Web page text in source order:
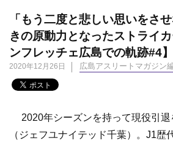
「もう二度と悲しい思いをさ
きの原動力となったストライ
ンフレッチェ広島での軌跡#4】
2020年12月26日 広島アスリートマガジン
2020年シーズンを持って現役引退
（ジェフユナイテッド千葉）。J1歴